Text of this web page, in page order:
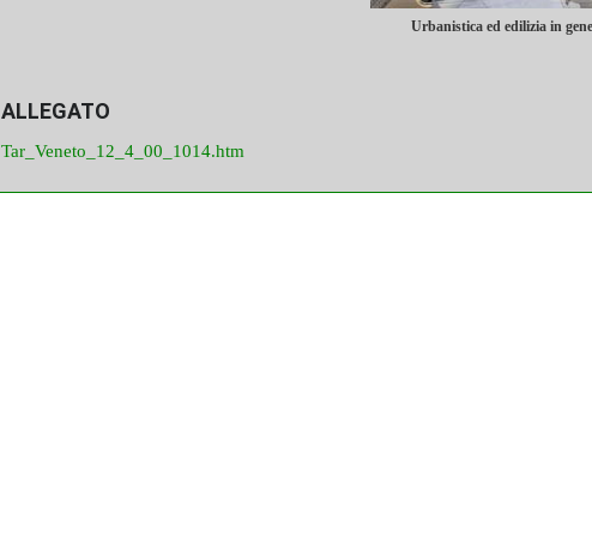
Urbanistica ed edilizia in
ALLEGATO
Tar_Veneto_12_4_00_1014.htm